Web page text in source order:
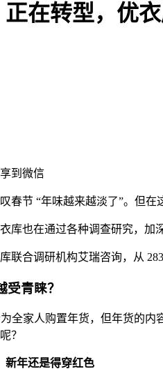
正在转型，优
到微信
春节 “年味越来越淡了”。但在
库也在通过各种调查研究，加
联合调研机构艾瑞咨询，从
青睐？
全家人购置年货，但年货的
？
新年还是得穿红色